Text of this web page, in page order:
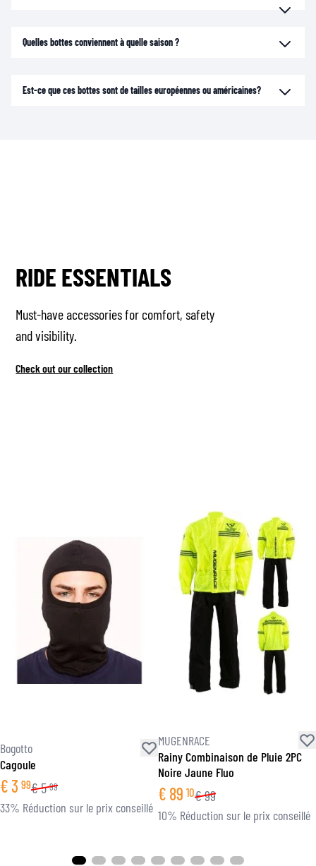
Quelles bottes conviennent à quelle saison ?
Est-ce que ces bottes sont de tailles européennes ou américaines?
RIDE ESSENTIALS
Must-have accessories for comfort, safety
and visibility.
Check out our collection
Bogotto
Cagoule
€3 99€5 99
33% Réduction sur le prix conseillé
MUGENRACE
Rainy Combinaison de Pluie 2PC
Noire Jaune Fluo
€ 89 10€99
10% Réduction sur le prix conseillé